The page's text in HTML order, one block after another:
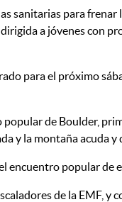
sanitarias para
a jóvenes con
para el próximo
de Boulder,
y la montaña acuda
encuentro popular
de la EMF,